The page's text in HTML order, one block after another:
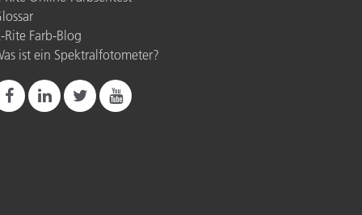
Rite Farb-Blog
ist ein Spektralfotometer?